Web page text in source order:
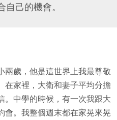
己的機會。
兩歲，他是這世界上我最尊敬
在家裡，大衛和妻子平均分擔
。中學的時候，有一次我跟大
會。我整個週末都在家晃來晃